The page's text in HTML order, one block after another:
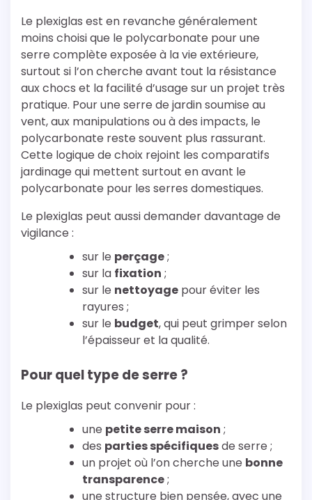
Le plexiglas est en revanche généralement
moins choisi que le polycarbonate pour une
serre complète exposée à la vie extérieure,
surtout si l’on cherche avant tout la résistance
aux chocs et la facilité d’usage sur un projet très
pratique. Pour une serre de jardin soumise au
vent, aux manipulations ou à des impacts, le
polycarbonate reste souvent plus rassurant.
Cette logique de choix rejoint les comparatifs
jardinage qui mettent surtout en avant le
polycarbonate pour les serres domestiques.
Le plexiglas peut aussi demander davantage de
vigilance :
sur le perçage;
sur la fixation ;
sur le nettoyage pour éviter les
rayures ;
sur le budget, qui peut grimper selon
l’épaisseur et la qualité.
Pour quel type de serre ?
Le plexiglas peut convenir pour :
une petite serre maison ;
des parties spécifiquesde serre ;
un projet où l’on cherche une bonne
transparence;
une structure bien pensée, avec une